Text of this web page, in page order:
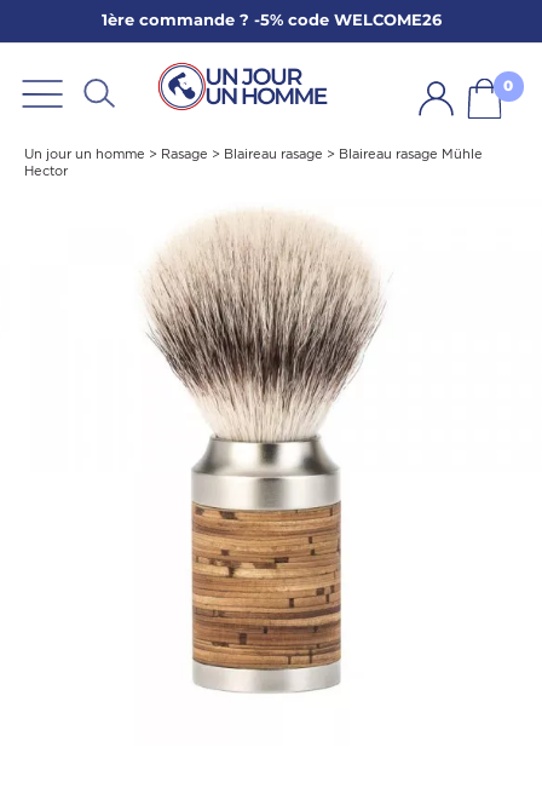
1ère commande ? -5% code WELCOME26
0
Un jour un homme > Rasage > Blaireau rasage > Blaireau rasage Mühle
Hector